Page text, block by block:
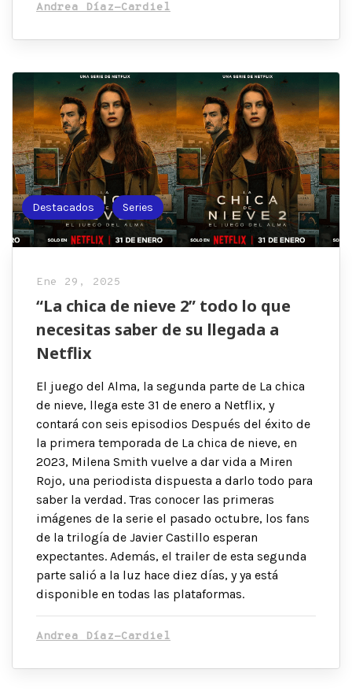
Andrea Díaz-Cardiel
Destacados Series
Ene 29, 2025
“La chica de nieve 2” todo lo que
necesitas saber de su llegada a
Netflix
El juego del Alma, la segunda parte de La chica
de nieve, llega este 31 de enero a Netflix, y
contará con seis episodios Después del éxito de
la primera temporada de La chica de nieve, en
2023, Milena Smith vuelve a dar vida a Miren
Rojo, una periodista dispuesta a darlo todo para
saber la verdad. Tras conocer las primeras
imágenes de la serie el pasado octubre, los fans
de la trilogía de Javier Castillo esperan
expectantes. Además, el trailer de esta segunda
parte salió a la luz hace diez días, y ya está
disponible en todas las plataformas.
Andrea Díaz-Cardiel